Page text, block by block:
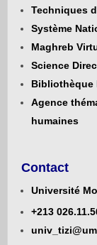
Techniques
Système
Maghreb
Science
Bibliothèque
Agence
humaines
Contact
Université
+213 0